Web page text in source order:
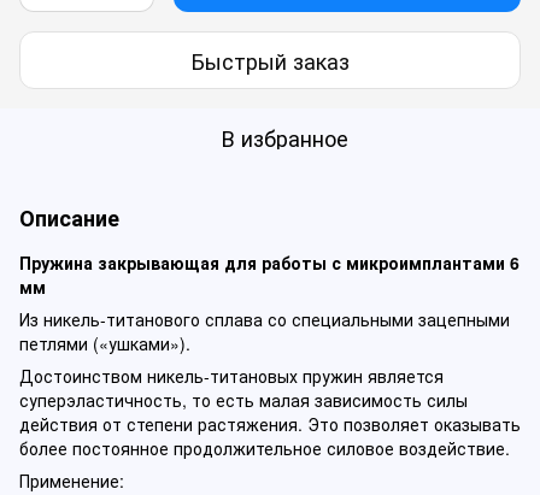
Быстрый заказ
В избранное
Описание
Пружина закрывающая для работы с микроимплантами 6
мм
Из никель-титанового сплава со специальными зацепными
петлями («ушками»).
Достоинством никель-титановых пружин является
суперэластичность, то есть малая зависимость силы
действия от степени растяжения. Это позволяет оказывать
более постоянное продолжительное силовое воздействие.
Применение: